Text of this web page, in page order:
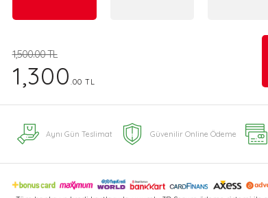
1,500.00 TL
1,300 .00 TL
Aynı Gün Teslimat Güvenilir Online Ödeme